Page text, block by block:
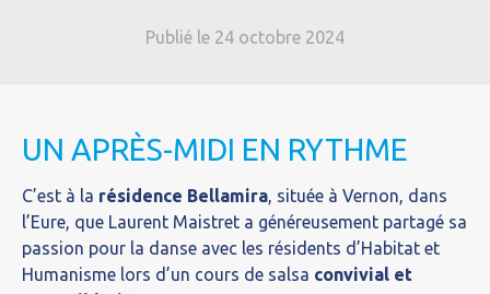
Publié le 24 octobre 2024
UN APRÈS-MIDI EN RYTHME
C’est à la résidence Bellamira, située à Vernon, dans
l’Eure, que Laurent Maistret a généreusement partagé sa
passion pour la danse avec les résidents d’Habitat et
Humanisme lors d’un cours de salsa convivial et